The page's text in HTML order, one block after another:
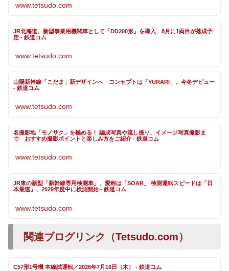
www.tetsudo.com
JR北海道、新型事業用機関車として「DD200形」を導入 8月に1両目が落成予
定 - 鉄道コム
www.tetsudo.com
山陽新幹線「こだま」新デザインへ コンセプトは「YURARI」、今冬デビュー
- 鉄道コム
www.tetsudo.com
名撮影地「モノサク」を極める！ 編成写真や流し撮り、イメージ写真撮影ま
で おすすめ撮影ポイントと楽しみ方をご紹介 - 鉄道コム
www.tetsudo.com
JR東の新型「新幹線専用検測車」、愛称は「SOAR」 検測運転スピードは「日
本最速」、2029年度中に検測開始 - 鉄道コム
www.tetsudo.com
関連ブログリンク（Tetsudo.com）
C57形1号機 本線試運転／2026年7月16日（木） - 鉄道コム